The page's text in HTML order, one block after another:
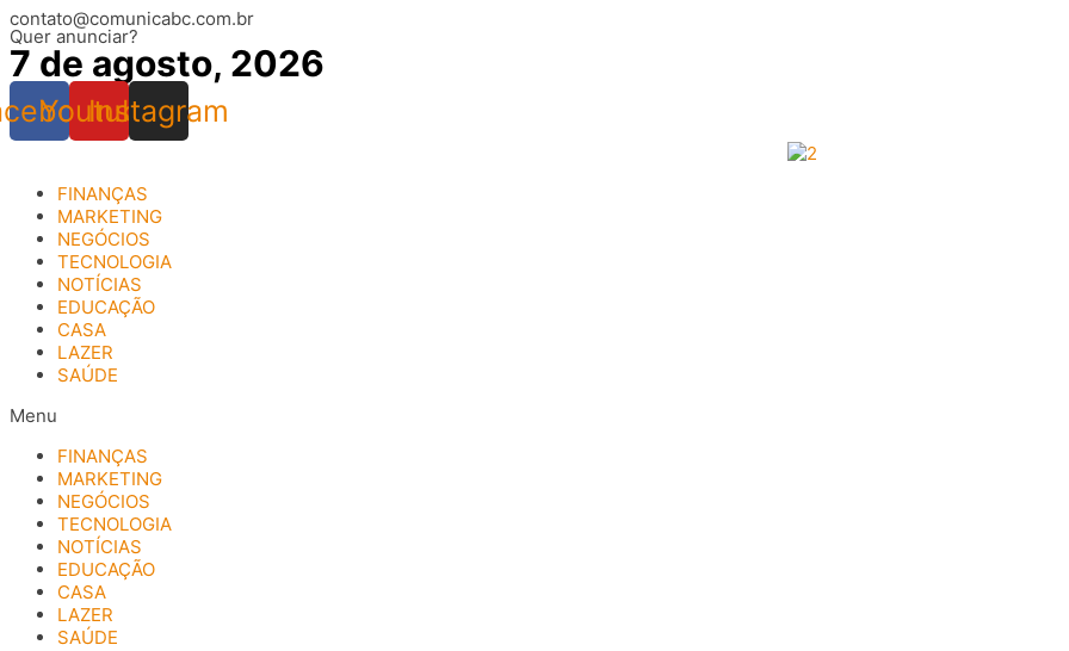
Ir
para
o
conteúdo
contato@comunicabc.com.br
Quer anunciar?
7 de agosto, 2026
Youtube
Instagram
FINANÇAS
MARKETING
NEGÓCIOS
TECNOLOGIA
NOTÍCIAS
EDUCAÇÃO
CASA
LAZER
SAÚDE
Menu
FINANÇAS
MARKETING
NEGÓCIOS
TECNOLOGIA
NOTÍCIAS
EDUCAÇÃO
CASA
LAZER
SAÚDE